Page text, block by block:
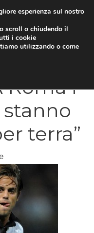
Roma i
terra”
esperienza sul nostro
scroll o chiudendo il
i cookie
utilizzando o come